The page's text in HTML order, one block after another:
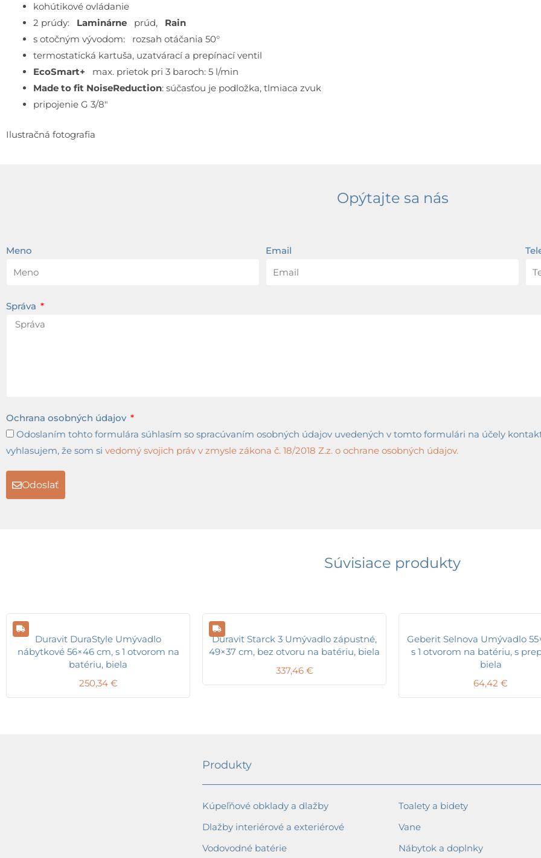
kohútikové ovládanie
2 prúdy: Laminárne prúd, Rain
s otočným vývodom: rozsah otáčania 50°
termostatická kartuša, uzatvárací a prepínací ventil
EcoSmart+
max. prietok pri 3 baroch: 5 l/min
Made to fit NoiseReduction: súčasťou je podložka, tlmiaca zvuk
pripojenie G 3/8″
Ilustračná fotografia
Opýtajte sa nás
Meno Email
Správa
Ochrana osobných údajov
Odoslaním tohto formulára súhlasím so spracúvaním osobných údajov uvedených v tomto formulári na účely
vyhlasujem, že som si vedomý svojich práv v zmysle zákona č. 18/2018 Z.z. o ochrane osobných údajov.
Odoslať
Súvisiace produkty
Duravit DuraStyle Umývadlo
nábytkové 56×46 cm, s 1 otvorom na
batériu, biela
250,34 €
Duravit Starck 3 Umývadlo zápustné,
49×37 cm, bez otvoru na batériu, biela
337,46 €
Geberit Selnova Umývadlo
s 1 otvorom na batériu, s
biela
64,42 €
Produkty
Kúpeľňové obklady a dlažby
Dlažby interiérové a exteriérové
Vodovodné batérie
Toalety a bidety
Vane
Nábytok a doplnky